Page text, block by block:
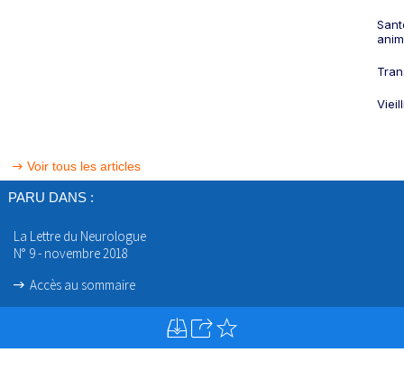
Voir tous les articles
PARU DANS :
La Lettre du Neurologue
N° 9 - novembre 2018
Accès au sommaire